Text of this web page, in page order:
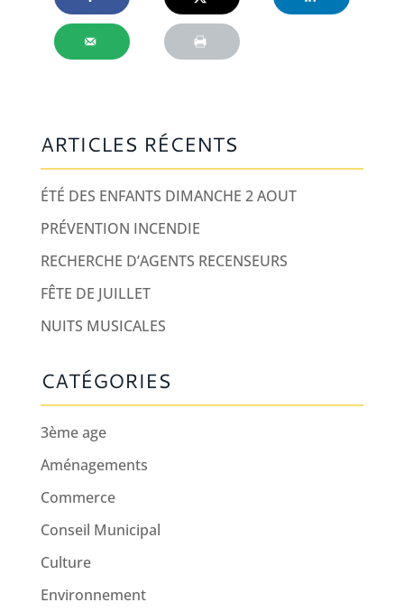
ARTICLES RÉCENTS
ÉTÉ DES ENFANTS DIMANCHE 2 AOUT
PRÉVENTION INCENDIE
RECHERCHE D’AGENTS RECENSEURS
FÊTE DE JUILLET
NUITS MUSICALES
CATÉGORIES
3ème age
Aménagements
Commerce
Conseil Municipal
Culture
Environnement